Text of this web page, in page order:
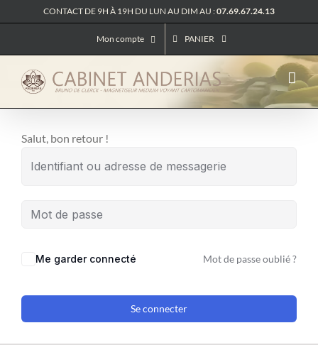
au
CONTACT DE 9H À 19H DU LUN AU DIM AU :07.69.67.24.13
Mon compte PANIER
Salut, bon retour !
Me garder connecté Mot de passe oublié ?
Se connecter